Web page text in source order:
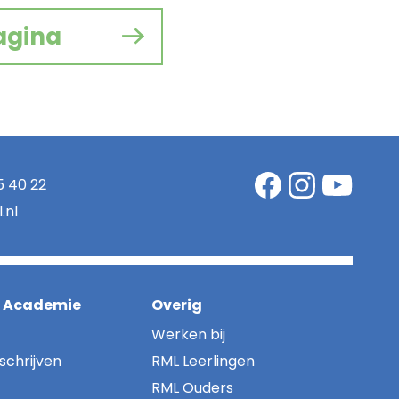
40 22
Overig
Werken bij
RML Leerlingen
RML Ouders